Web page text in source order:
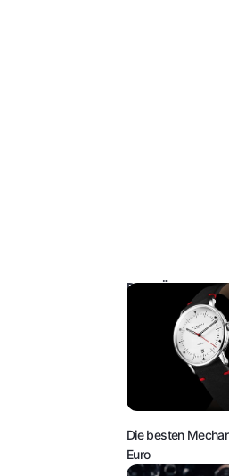
DAS KÖNNTE SIE
Die besten
Euro